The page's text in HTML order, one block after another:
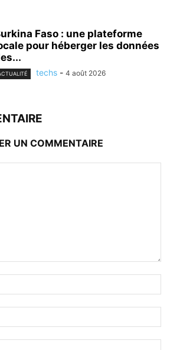
Faso : une plateforme
pour héberger les données
techs - 4 août 2026
UN COMMENTAIRE